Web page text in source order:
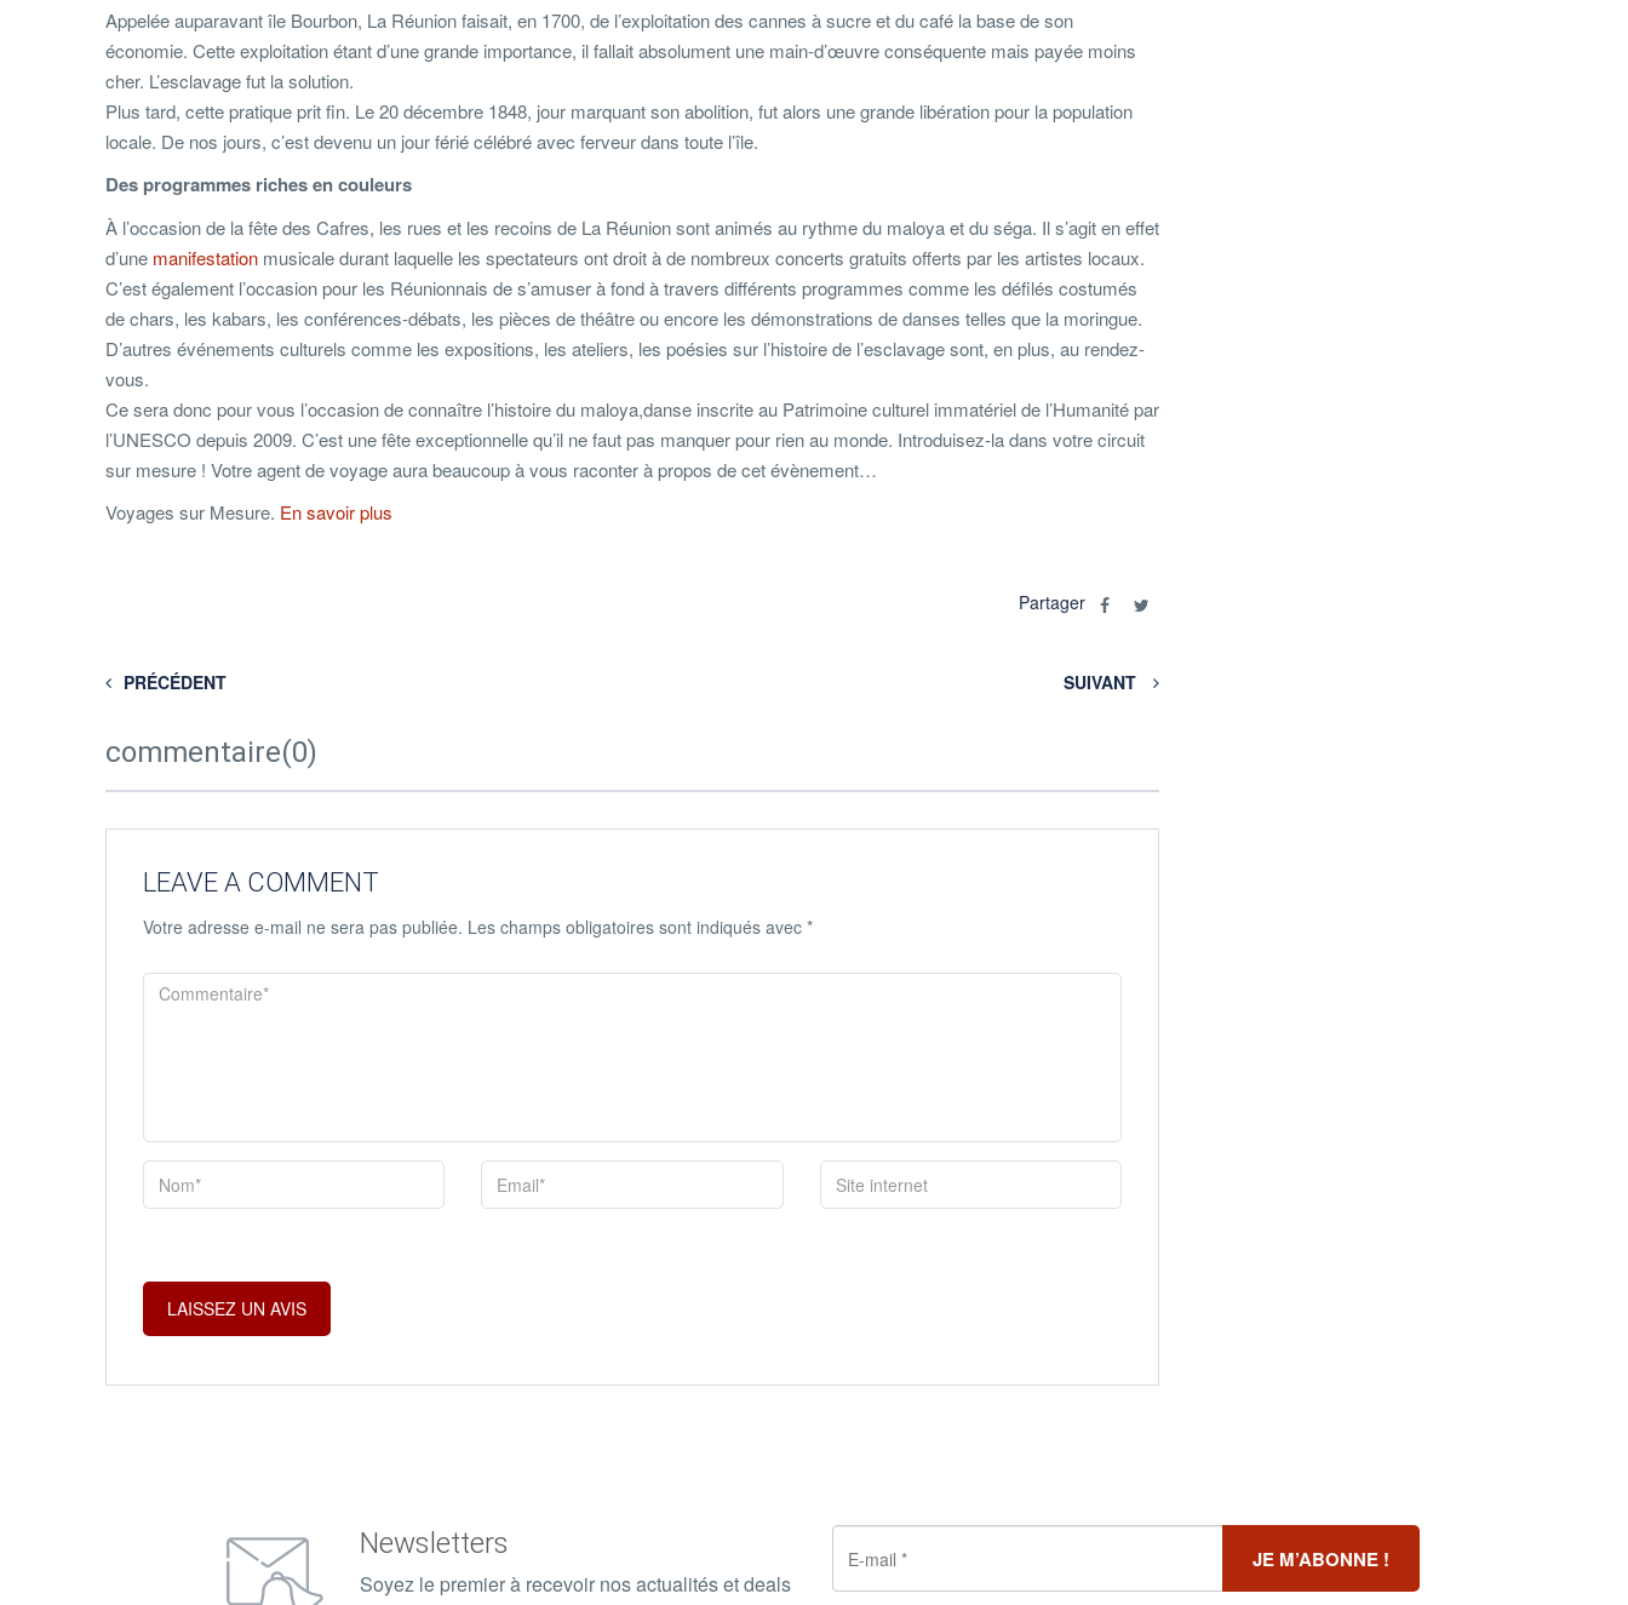
Appelée auparavant île Bourbon, La Réunion faisait, en 1700, de l’exploitation des cannes à sucre et du café la base de son
économie. Cette exploitation étant d’une grande importance, il fallait absolument une main-d’œuvre conséquente mais payée moins
cher. L’esclavage fut la solution.
Plus tard, cette pratique prit fin. Le 20 décembre 1848, jour marquant son abolition, fut alors une grande libération pour la population
locale. De nos jours, c’est devenu un jour férié célébré avec ferveur dans toute l’île.
Des programmes riches en couleurs
À l’occasion de la fête des Cafres, les rues et les recoins de La Réunion sont animés au rythme du maloya et du séga. Il s’agit en effet
d’une manifestation musicale durant laquelle les spectateurs ont droit à de nombreux concerts gratuits offerts par les artistes locaux.
C’est également l’occasion pour les Réunionnais de s’amuser à fond à travers différents programmes comme les défilés costumés
de chars, les kabars, les conférences-débats, les pièces de théâtre ou encore les démonstrations de danses telles que la moringue.
D’autres événements culturels comme les expositions, les ateliers, les poésies sur l’histoire de l’esclavage sont, en plus, au rendez-
vous.
Ce sera donc pour vous l’occasion de connaître l’histoire du maloya,danse inscrite au Patrimoine culturel immatériel de l’Humanité par
l’UNESCO depuis 2009. C’est une fête exceptionnelle qu’il ne faut pas manquer pour rien au monde. Introduisez-la dans votre circuit
sur mesure ! Votre agent de voyage aura beaucoup à vous raconter à propos de cet évènement…
Voyages sur Mesure. En savoir plus
Partager
PRÉCÉDENT SUIVANT
commentaire(0)
LEAVE A COMMENT
Votre adresse e-mail ne sera pas publiée. Les champs obligatoires sont indiqués avec *
Newsletters
Soyez le premier à recevoir nos actualités et deals